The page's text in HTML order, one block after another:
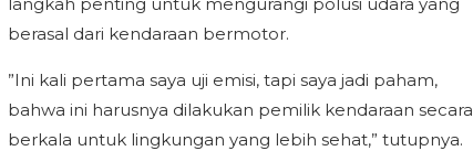
berasal dari kendaraan bermotor.
”Ini kali pertama saya uji emisi, tapi saya jadi paham,
bahwa ini harusnya dilakukan pemilik kendaraan secara
berkala untuk lingkungan yang lebih sehat,” tutupnya.